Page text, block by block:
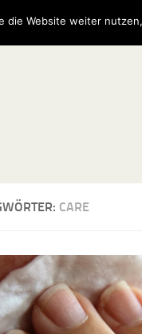
CARE
die Website weiter